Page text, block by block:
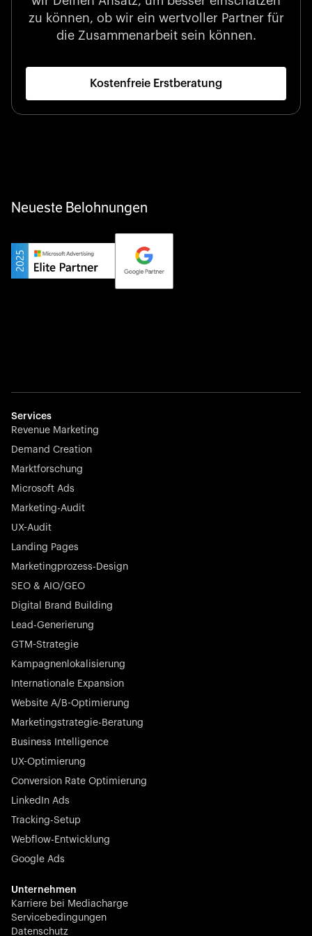
und datengestützten Einblicken.
Startup 10M+
Klarx revolutioniert die Bauindustrie, indem Ausrüstung
Privater Champion
Yourfirm ist das Karriereportal für Deutschlands Hidden
Champions – es verbindet Top-Talente mit den besten
Weglot überwindet Sprachbarrieren, indem es jede
nahtlos, skalierbar und mühelos.
Börsennotierter Champion
Nayax treibt die Zukunft des Handels mit All-in-One-
Lösungen für Zahlungen, Management und
Startup 10M+
Rex ist die führende digitale Kette von Tierarztpraxen in
Deutschland. Mit den renommiertesten Investoren wie
Picus Capital und vielen anderen revolutioniert Rex die
Tiermedizinbranche nachhaltig.
Börsennotierter Champion
N-able stattet IT-Dienstleister mit leistungsstarken Tools
aus, um Kundensysteme proaktiv und mühelos in
abzusichern.
zu können, ob wir ein wertvoller Partner für
die Zusammenarbeit sein können.
Kostenfreie Erstberatung
Neueste Belohnungen
Services
Revenue Marketing
Demand Creation
Marktforschung
Microsoft Ads
Marketing-Audit
UX-Audit
Landing Pages
Marketingprozess-Design
SEO & AIO/GEO
Digital Brand Building
Lead-Generierung
GTM-Strategie
Kampagnenlokalisierung
Internationale Expansion
Website A/B-Optimierung
Marketingstrategie-Beratung
Business Intelligence
UX-Optimierung
Conversion Rate Optimierung
LinkedIn Ads
Tracking-Setup
Webflow-Entwicklung
Google Ads
Unternehmen
Karriere bei Mediacharge
Servicebedingungen
Datenschutz